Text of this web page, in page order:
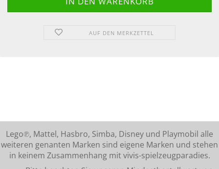
AUF DEN MERKZETTEL
Lego℗, Mattel, Hasbro, Simba, Disney und Playmobil alle
weiteren genanten Marken sind eigene Marken und stehen
in keinem Zusammenhang mit vivis-spielzeugparadies.